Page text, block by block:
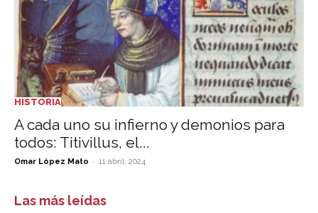
HISTORIA
A cada uno su infierno y demonios para
todos: Titivillus, el...
Omar López Mato - 11 abril, 2024
Las más leídas